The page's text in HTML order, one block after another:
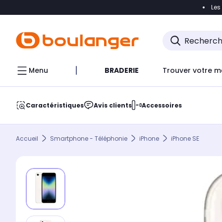
Accéder
Menu BRADERIE Trouver votre
Caractéristiques Avis clients Accessoires
Accueil Smartphone - Téléphonie iPhone iPhone SE